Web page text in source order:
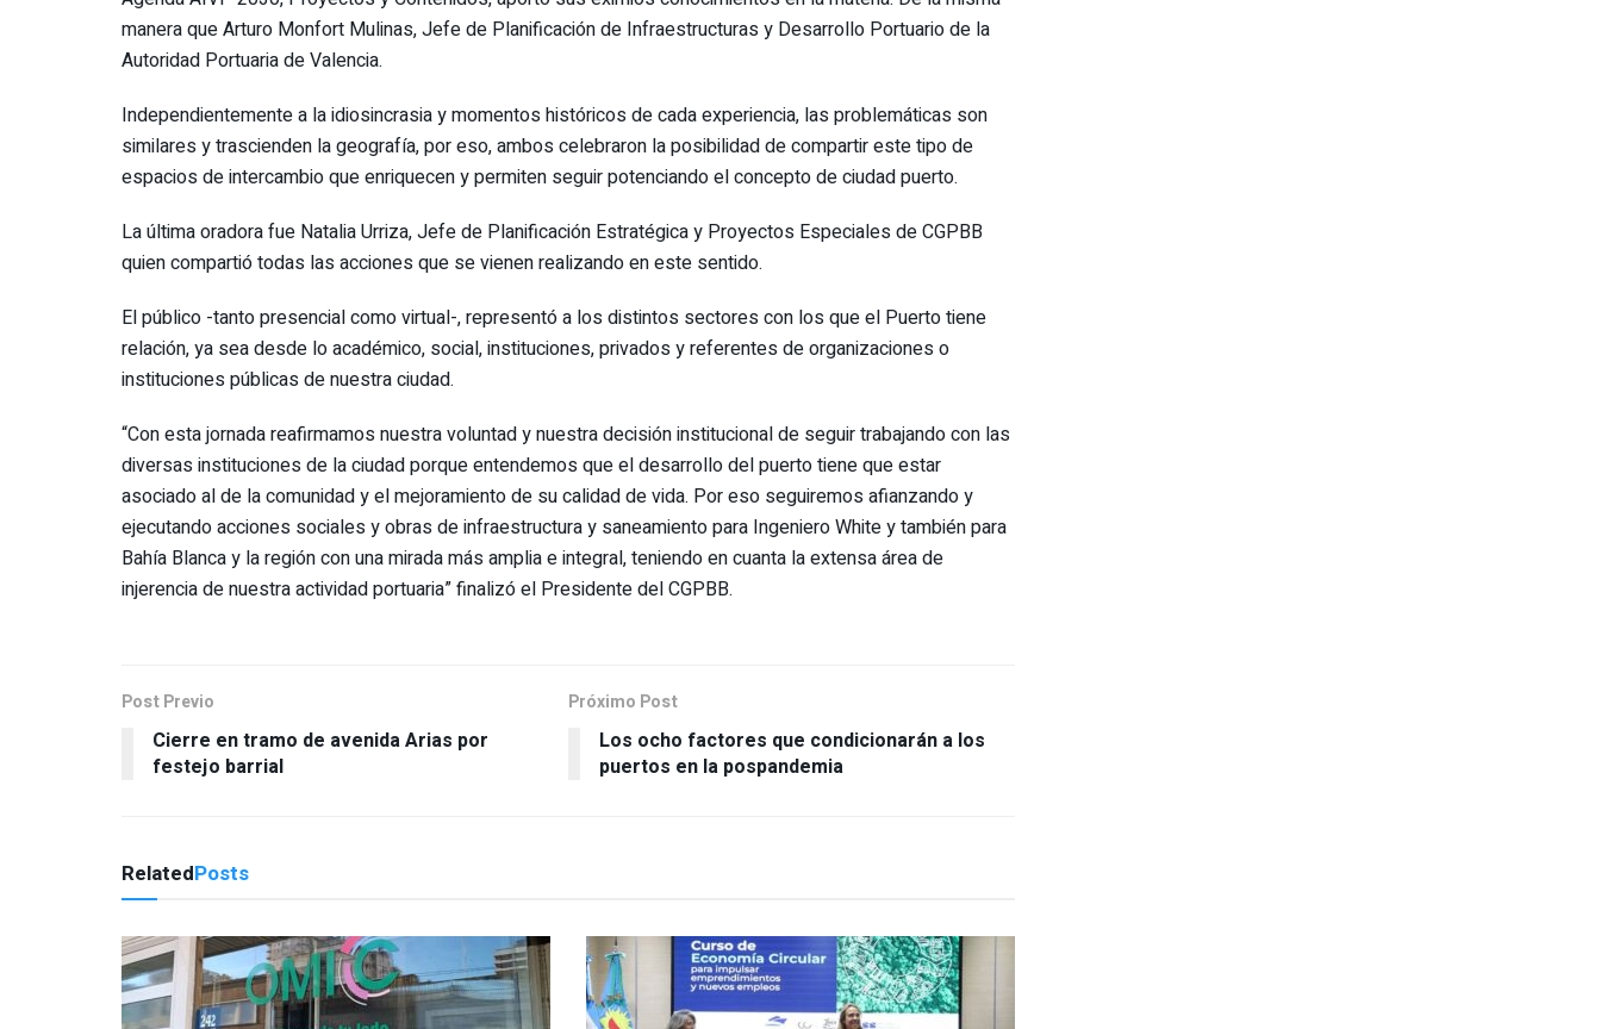
manera que Arturo Monfort Mulinas, Jefe de Planificación de Infraestructuras y Desarrollo Portuario de la
Autoridad Portuaria de Valencia.
Independientemente a la idiosincrasia y momentos históricos de cada experiencia, las problemáticas son
similares y trascienden la geografía, por eso, ambos celebraron la posibilidad de compartir este tipo de
espacios de intercambio que enriquecen y permiten seguir potenciando el concepto de ciudad puerto.
La última oradora fue Natalia Urriza, Jefe de Planificación Estratégica y Proyectos Especiales de CGPBB
quien compartió todas las acciones que se vienen realizando en este sentido.
El público -tanto presencial como virtual-, representó a los distintos sectores con los que el Puerto tiene
relación, ya sea desde lo académico, social, instituciones, privados y referentes de organizaciones o
instituciones públicas de nuestra ciudad.
“Con esta jornada reafirmamos nuestra voluntad y nuestra decisión institucional de seguir trabajando con las
diversas instituciones de la ciudad porque entendemos que el desarrollo del puerto tiene que estar
asociado al de la comunidad y el mejoramiento de su calidad de vida. Por eso seguiremos afianzando y
ejecutando acciones sociales y obras de infraestructura y saneamiento para Ingeniero White y también para
Bahía Blanca y la región con una mirada más amplia e integral, teniendo en cuanta la extensa área de
injerencia de nuestra actividad portuaria” finalizó el Presidente del CGPBB.
Post Previo
Cierre en tramo de avenida Arias por
festejo barrial
Próximo Post
Los ocho factores que condicionarán a los
puertos en la pospandemia
RelatedPosts